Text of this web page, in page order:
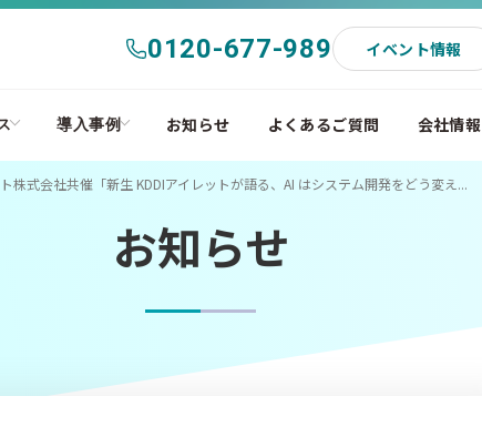
0120-677-989 イベント情報
導入事例 お知らせ よくあるご質問 会社情報
株式会社共催「新生 KDDIアイレットが語る、AI はシステム開発をどう変え...
お知らせ